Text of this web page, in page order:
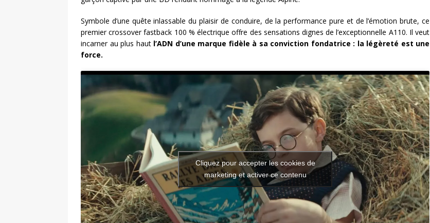
Symbole d’une quête inlassable du plaisir de conduire, de la performance pure et de l’émotion brute, ce
premier crossover fastback 100 % électrique offre des sensations dignes de l’exceptionnelle A110. Il veut
incarner au plus haut l’ADN d’une marque fidèle à sa conviction fondatrice : la légèreté est une
force.
Cliquez pour accepter les cookies de
marketing et activer ce contenu